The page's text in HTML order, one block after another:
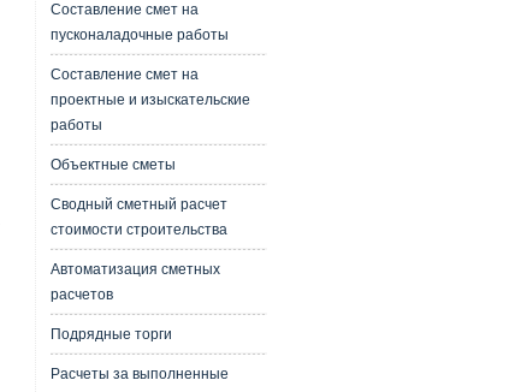
Составление смет на
пусконаладочные работы
Составление смет на
проектные и изыскательские
работы
Объектные сметы
Сводный сметный расчет
стоимости строительства
Автоматизация сметных
расчетов
Подрядные торги
Расчеты за выполненные